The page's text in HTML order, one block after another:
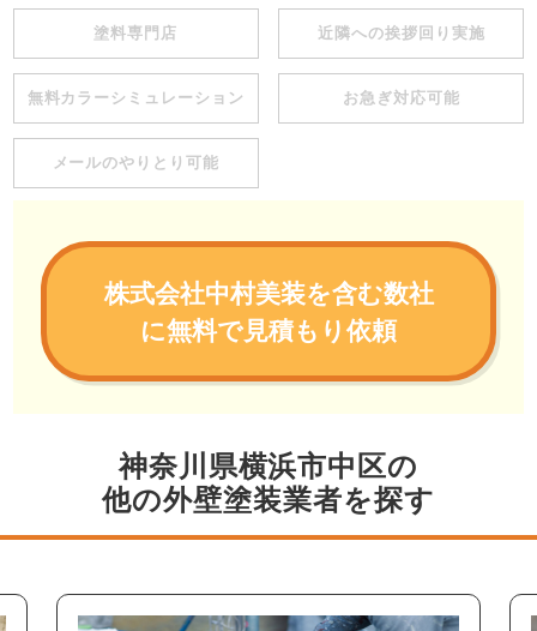
塗料専門店 近隣への挨拶回り実施
無料カラーシミュレーション お急ぎ対応可能
メールのやりとり可能
株式会社中村美装を含む数社
に無料で見積もり依頼
神奈川県横浜市中区の
他の外壁塗装業者を探す